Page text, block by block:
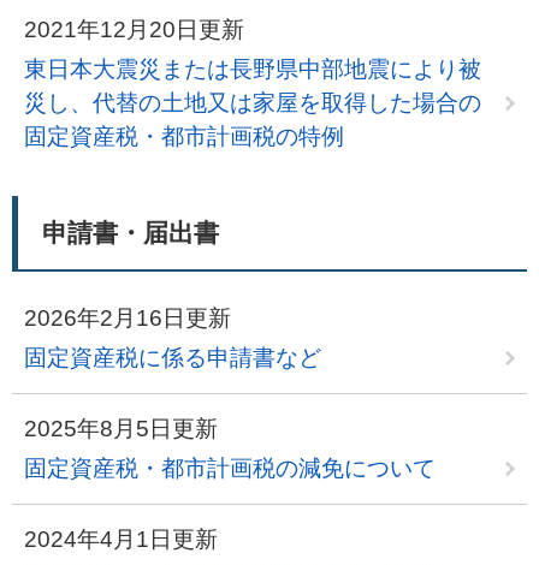
2021年12月20日更新
東日本大震災または長野県中部地震により被
災し、代替の土地又は家屋を取得した場合の
固定資産税・都市計画税の特例
申請書・届出書
2026年2月16日更新
固定資産税に係る申請書など
2025年8月5日更新
固定資産税・都市計画税の減免について
2024年4月1日更新